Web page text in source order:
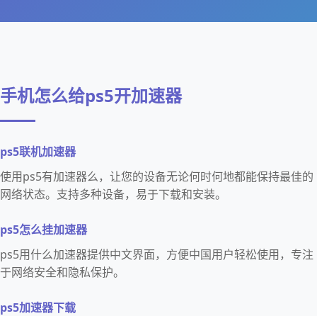
手机怎么给ps5开加速器
ps5联机加速器
使用ps5有加速器么，让您的设备无论何时何地都能保持最佳的
网络状态。支持多种设备，易于下载和安装。
ps5怎么挂加速器
ps5用什么加速器提供中文界面，方便中国用户轻松使用，专注
于网络安全和隐私保护。
ps5加速器下载